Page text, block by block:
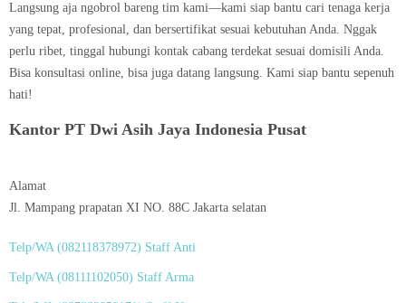
Langsung aja ngobrol bareng tim kami—kami siap bantu cari tenaga kerja
yang tepat, profesional, dan bersertifikat sesuai kebutuhan Anda. Nggak
perlu ribet, tinggal hubungi kontak cabang terdekat sesuai domisili Anda.
Bisa konsultasi online, bisa juga datang langsung. Kami siap bantu sepenuh
hati!
Kantor PT Dwi Asih Jaya Indonesia Pusat
Alamat
Jl. Mampang prapatan XI NO. 88C Jakarta selatan
Telp/WA (082118378972) Staff Anti
Telp/WA (08111102050) Staff Arma